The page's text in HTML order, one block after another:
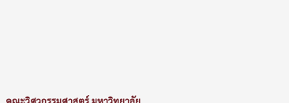
คณะวิศวกรรมศาสตร์ มหาวิทยาลัย